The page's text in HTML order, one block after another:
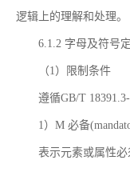
逻辑上的理解和处理。
6.1.2 字母及符号
（1）限制条件
遵循GB/T
1）M 必备
表示元素或属性